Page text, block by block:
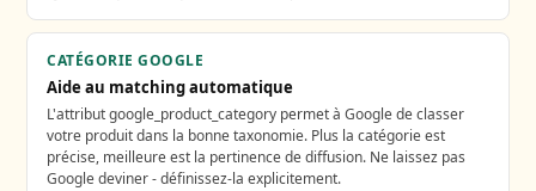
CATÉGORIE GOOGLE
Aide au matching automatique
L'attribut google_product_category permet à Google de classer
votre produit dans la bonne taxonomie. Plus la catégorie est
précise, meilleure est la pertinence de diffusion. Ne laissez pas
Google deviner - définissez-la explicitement.